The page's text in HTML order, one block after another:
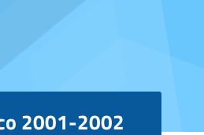
2001-2002